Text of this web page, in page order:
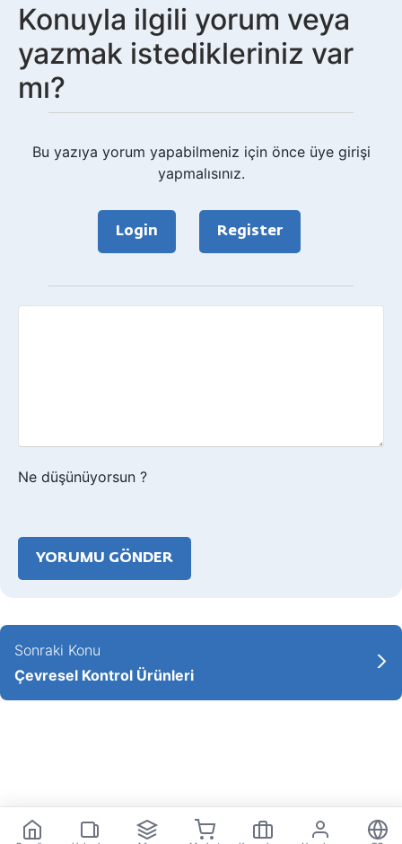
Konuyla ilgili yorum veya
yazmak istedikleriniz var
mı?
Bu yazıya yorum yapabilmeniz için önce üye girişi
yapmalısınız.
Login Register
Ne düşünüyorsun ?
Sonraki Konu
Çevresel Kontrol Ürünleri